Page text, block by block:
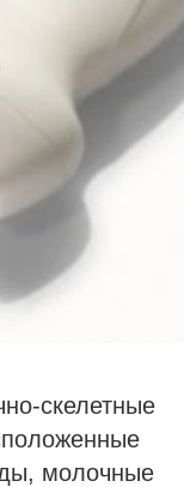
скелетные
молочные